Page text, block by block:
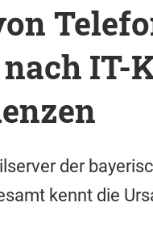
IT-
der
kennt die